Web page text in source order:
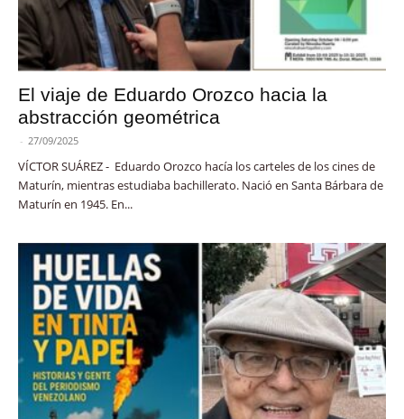
El viaje de Eduardo Orozco hacia la
abstracción geométrica
- 27/09/2025
VÍCTOR SUÁREZ - Eduardo Orozco hacía los carteles de los cines de
Maturín, mientras estudiaba bachillerato. Nació en Santa Bárbara de
Maturín en 1945. En...